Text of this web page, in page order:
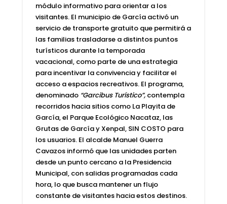
módulo informativo para orientar a los
visitantes. El municipio de García activó un
servicio de transporte gratuito que permitirá a
las familias trasladarse a distintos puntos
turísticos durante la temporada
vacacional, como parte de una estrategia
para incentivar la convivencia y facilitar el
acceso a espacios recreativos. El programa,
denominado“Garcibus Turístico”,contempla
recorridos hacia sitios como La Playita de
García, el Parque Ecológico Nacataz, las
Grutas de García y Xenpal, SIN COSTO para
los usuarios. El alcalde Manuel Guerra
Cavazos informó que las unidades parten
desde un punto cercano a la Presidencia
Municipal, con salidas programadas cada
hora, lo que busca mantener un flujo
constante de visitantes hacia estos destinos.